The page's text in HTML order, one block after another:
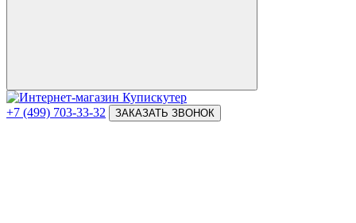
+7 (499) 703-33-32 ЗАКАЗАТЬ ЗВОНОК